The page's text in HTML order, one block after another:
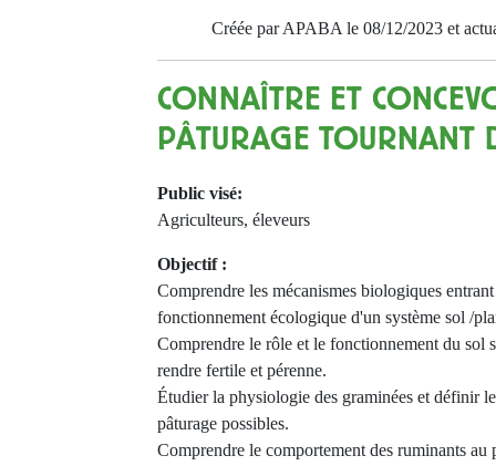
Créée par APABA le 08/12/2023 et
CONNAÎTRE ET
PÂTURAGE TOURNANT
Public visé:
Agriculteurs, éleveurs
Objectif :
Comprendre les mécanismes biologiques
fonctionnement écologique d'un système sol /
Comprendre le rôle et le fonctionnement du sol
rendre fertile et pérenne.
Étudier la physiologie des graminées et définir
pâturage possibles.
Comprendre le comportement des ruminants au